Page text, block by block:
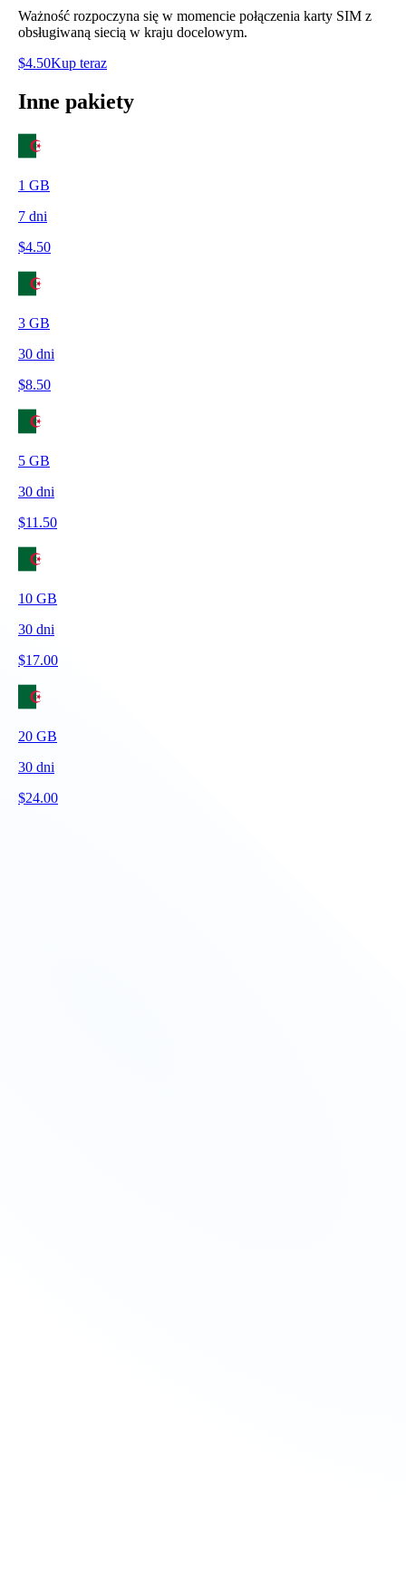
Ważność rozpoczyna się w momencie połączenia karty SIM z
obsługiwaną siecią w kraju docelowym.
$4.50Kup teraz
Inne pakiety
1 GB
7 dni
$4.50
3 GB
30 dni
$8.50
5 GB
30 dni
$11.50
10 GB
30 dni
$17.00
20 GB
30 dni
$24.00